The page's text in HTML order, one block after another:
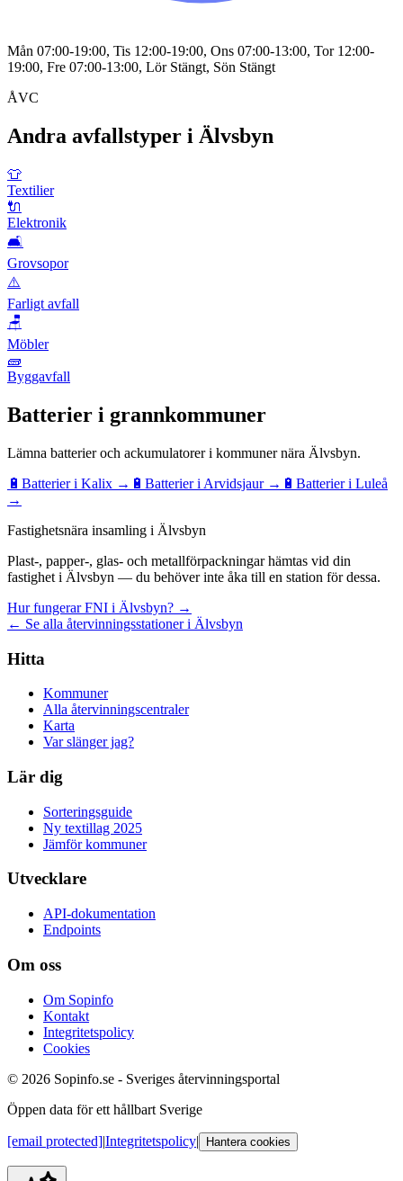
Mån 07:00-19:00, Tis 12:00-19:00, Ons 07:00-13:00, Tor 12:00-
19:00, Fre 07:00-13:00, Lör Stängt, Sön Stängt
ÅVC
Andra avfallstyper i Älvsbyn
👕
Textilier
🔌
Elektronik
🛋️
Grovsopor
⚠️
Farligt avfall
🪑
Möbler
🧱
Byggavfall
Batterier i grannkommuner
Lämna batterier och ackumulatoreri kommuner nära Älvsbyn.
🔋 Batterieri Kalix → 🔋 Batterieri Arvidsjaur→ 🔋 Batterieri Luleå
→
Fastighetsnära insamling i Älvsbyn
Plast-, papper-, glas- och metallförpackningar hämtas vid din
fastighet i Älvsbyn — du behöver inte åka till en station för dessa.
Hur fungerar FNI i Älvsbyn? →
← Se alla återvinningsstationer i Älvsbyn
Hitta
Kommuner
Alla återvinningscentraler
Karta
Var slänger jag?
Lär dig
Sorteringsguide
Ny textillag 2025
Jämför kommuner
Utvecklare
API-dokumentation
Endpoints
Om oss
Om Sopinfo
Kontakt
Integritetspolicy
Cookies
© 2026 Sopinfo.se - Sveriges återvinningsportal
Öppen data för ett hållbart Sverige
[email protected]|Integritetspolicy| Hantera cookies